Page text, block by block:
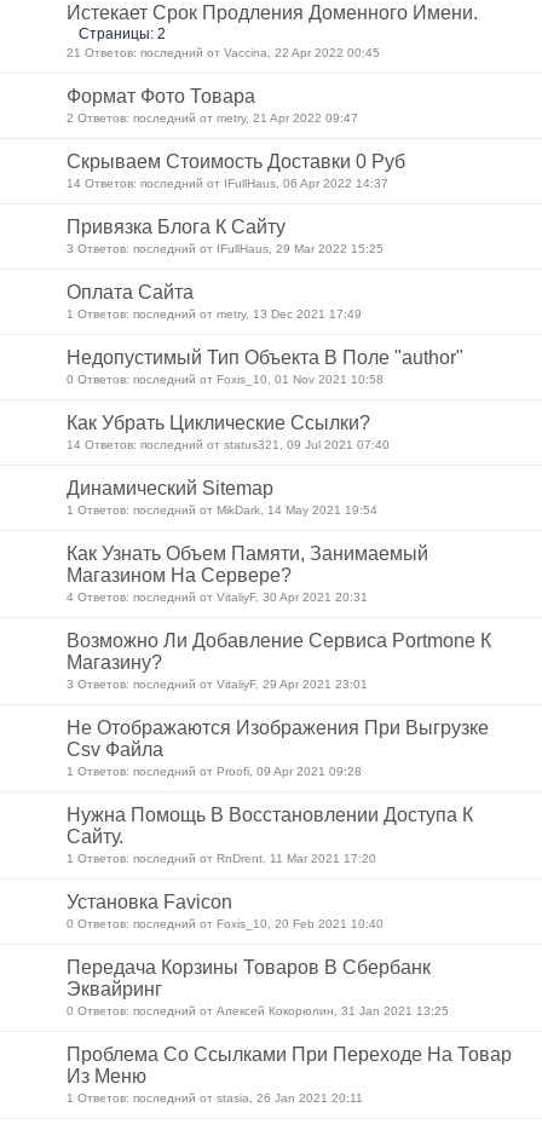
Истекает Срок Продления Доменного Имени.
Страницы: 2
21 Ответов: последний от Vaccina, 22 Apr 2022 00:45
Формат Фото Товара
2 Ответов: последний от metry, 21 Apr 2022 09:47
Скрываем Стоимость Доставки 0 Руб
14 Ответов: последний от IFullHaus, 06 Apr 2022 14:37
Привязка Блога К Сайту
3 Ответов: последний от IFullHaus, 29 Mar 2022 15:25
Оплата Сайта
1 Ответов: последний от metry, 13 Dec 2021 17:49
Недопустимый Тип Объекта В Поле "author"
0 Ответов: последний от Foxis_10, 01 Nov 2021 10:58
Как Убрать Циклические Ссылки?
14 Ответов: последний от status321, 09 Jul 2021 07:40
Динамический Sitemap
1 Ответов: последний от MikDark, 14 May 2021 19:54
Как Узнать Объем Памяти, Занимаемый
Магазином На Сервере?
4 Ответов: последний от VitaliyF, 30 Apr 2021 20:31
Возможно Ли Добавление Сервиса Portmone К
Магазину?
3 Ответов: последний от VitaliyF, 29 Apr 2021 23:01
Не Отображаются Изображения При Выгрузке
Csv Файла
1 Ответов: последний от Proofi, 09 Apr 2021 09:28
Нужна Помощь В Восстановлении Доступа К
Сайту.
1 Ответов: последний от RnDrent, 11 Mar 2021 17:20
Установка Favicon
0 Ответов: последний от Foxis_10, 20 Feb 2021 10:40
Передача Корзины Товаров В Сбербанк
Эквайринг
0 Ответов: последний от Алексей Кокорюлин, 31 Jan 2021 13:25
Проблема Со Ссылками При Переходе На Товар
Из Меню
1 Ответов: последний от stasia, 26 Jan 2021 20:11